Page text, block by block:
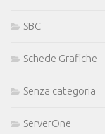
SBC
Schede Grafiche
Senza categoria
ServerOne